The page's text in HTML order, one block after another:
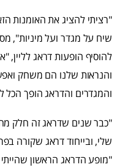
"רציתי להציג את האומנות
שיח על מגדר ועל מיניות",
להוסיף הופעות דראג לליין,
והנראות שלנו הם משחק
והמגדרים והדראג הופך הכל
"כבר שנים שדראג זה חלק
שלי, ובייחוד דראג שקורה
"מופע הדראג הראשון